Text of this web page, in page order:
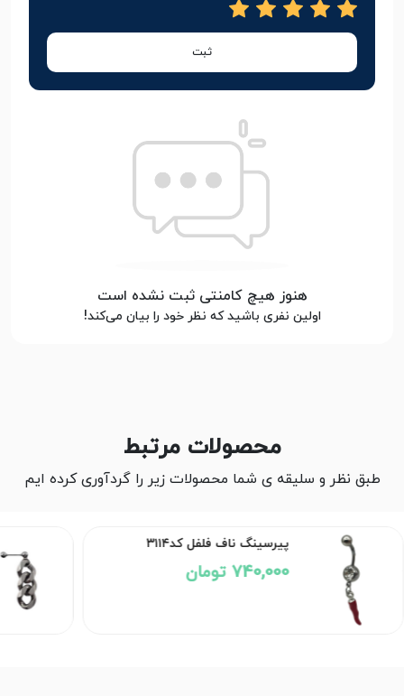
ثبت
هنوز هیچ کامنتی ثبت نشده است
اولین نفری باشید که نظر خود را بیان می‌کند!
محصولات مرتبط
طبق نظر و سلیقه ی شما محصولات زیر را گردآوری کرده ایم
پیرسینگ ناف فلفل کد۳۱۱۴
740,000 تومان